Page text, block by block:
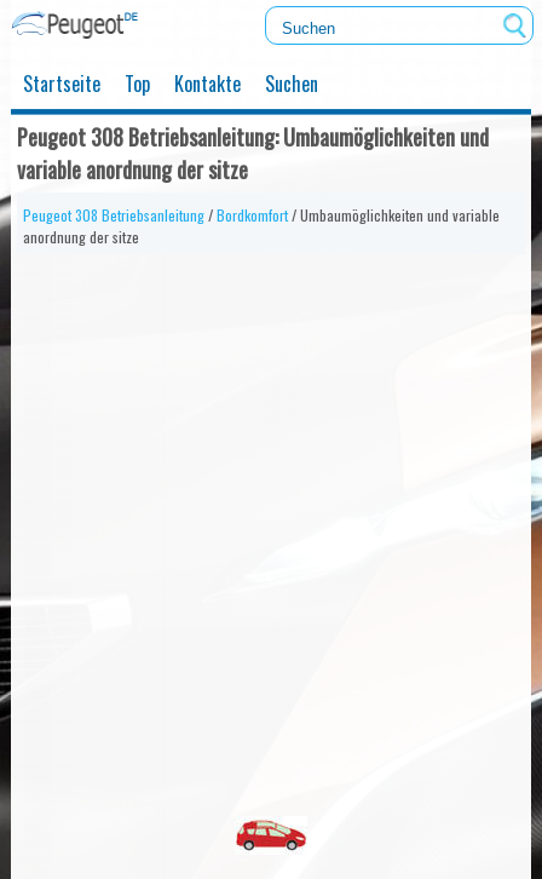
Startseite Top Kontakte Suchen
Peugeot 308 Betriebsanleitung: Umbaumöglichkeiten und
variable anordnung der sitze
Peugeot 308 Betriebsanleitung/Bordkomfort/ Umbaumöglichkeiten und variable
anordnung der sitze